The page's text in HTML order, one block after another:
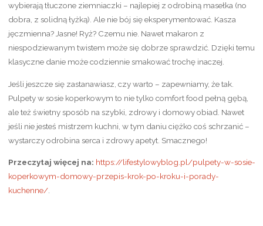
wybierają tłuczone ziemniaczki – najlepiej z odrobiną masełka (no
dobra, z solidną łyżką). Ale nie bój się eksperymentować. Kasza
jęczmienna? Jasne! Ryż? Czemu nie. Nawet makaron z
niespodziewanym twistem może się dobrze sprawdzić. Dzięki temu
klasyczne danie może codziennie smakować trochę inaczej.
Jeśli jeszcze się zastanawiasz, czy warto – zapewniamy, że tak.
Pulpety w sosie koperkowym to nie tylko comfort food pełną gębą,
ale też świetny sposób na szybki, zdrowy i domowy obiad. Nawet
jeśli nie jesteś mistrzem kuchni, w tym daniu ciężko coś schrzanić –
wystarczy odrobina serca i zdrowy apetyt. Smacznego!
Przeczytaj więcej na: https://lifestylowyblog.pl/pulpety-w-sosie-
koperkowym-domowy-przepis-krok-po-kroku-i-porady-
kuchenne/.